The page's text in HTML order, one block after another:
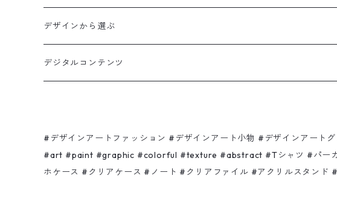
パーカー
スウェット
バッグ
ハット
ファブリック
グラス・マグ
クリアケース
ノート
デザインから選ぶ
Shadow hamburger
ピンク色のゾウさんと赤いリンゴの木
Shadow moon
デジタルコンテンツ
#デザインアートファッション #デザインアート小物 #デザインアー
#art #paint #graphic #colorful #texture #abstract #Tシャツ #パーカ
ホケース #クリアケース #ノート #クリアファイル #アクリルスタン